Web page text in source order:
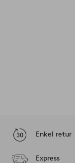
Enkel retur
Express